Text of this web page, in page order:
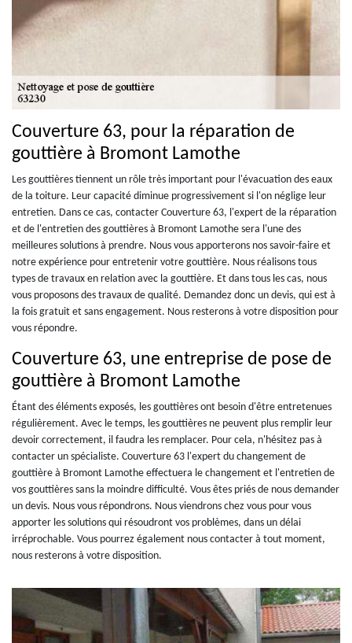
Couverture 63, pour la réparation de
gouttière à Bromont Lamothe
Les gouttières tiennent un rôle très important pour l'évacuation des eaux
de la toiture. Leur capacité diminue progressivement si l'on néglige leur
entretien. Dans ce cas, contacter Couverture 63, l'expert de la réparation
et de l'entretien des gouttières à Bromont Lamothe sera l'une des
meilleures solutions à prendre. Nous vous apporterons nos savoir-faire et
notre expérience pour entretenir votre gouttière. Nous réalisons tous
types de travaux en relation avec la gouttière. Et dans tous les cas, nous
vous proposons des travaux de qualité. Demandez donc un devis, qui est à
la fois gratuit et sans engagement. Nous resterons à votre disposition pour
vous répondre.
Couverture 63, une entreprise de pose de
gouttière à Bromont Lamothe
Étant des éléments exposés, les gouttières ont besoin d'être entretenues
régulièrement. Avec le temps, les gouttières ne peuvent plus remplir leur
devoir correctement, il faudra les remplacer. Pour cela, n'hésitez pas à
contacter un spécialiste. Couverture 63 l'expert du changement de
gouttière à Bromont Lamothe effectuera le changement et l'entretien de
vos gouttières sans la moindre difficulté. Vous êtes priés de nous demander
un devis. Nous vous répondrons. Nous viendrons chez vous pour vous
apporter les solutions qui résoudront vos problèmes, dans un délai
irréprochable. Vous pourrez également nous contacter à tout moment,
nous resterons à votre disposition.